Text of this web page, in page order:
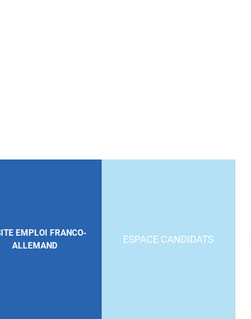
EMPLOI FRANCO-
ALLEMAND
ESPACE CANDIDATS